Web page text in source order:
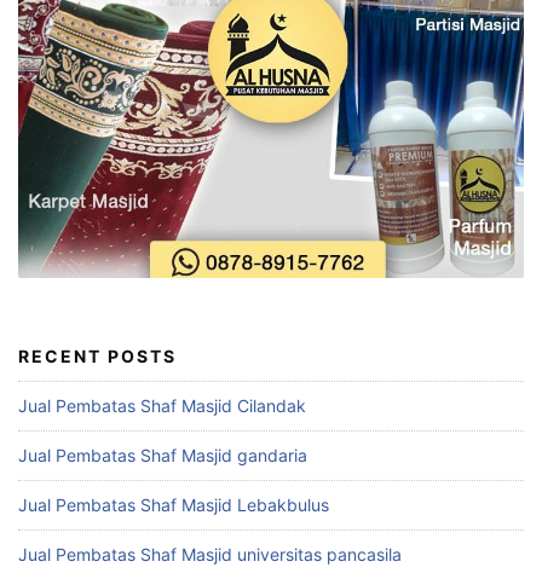
RECENT POSTS
Jual Pembatas Shaf Masjid Cilandak
Jual Pembatas Shaf Masjid gandaria
Jual Pembatas Shaf Masjid Lebakbulus
Jual Pembatas Shaf Masjid universitas pancasila